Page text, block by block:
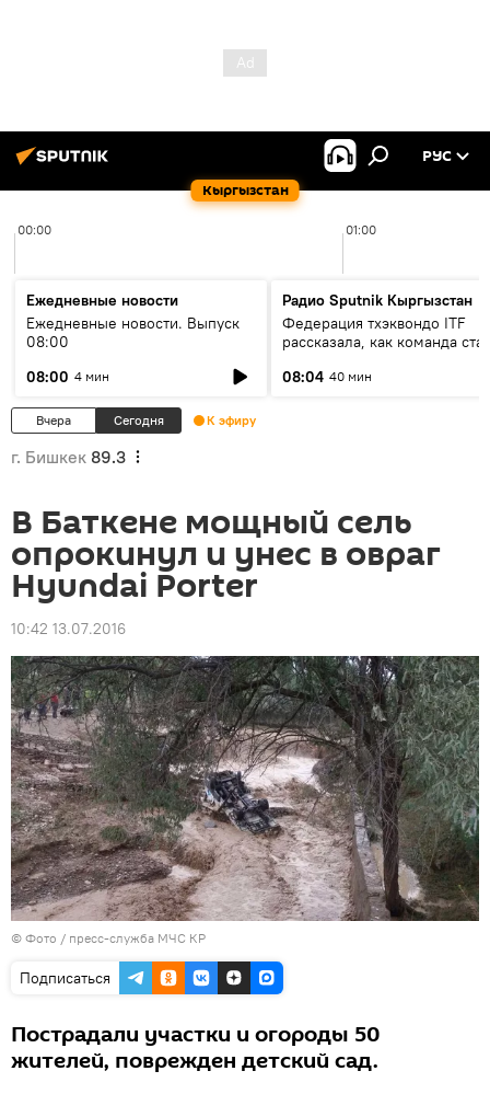
Кыргызстан
РУС
00:00 01:00
Ежедневные новости
Ежедневные новости. Выпуск
08:00
08:00 4 мин
Радио Sputnik Кыргызстан
Федерация тхэквондо ITF
рассказала, как команда
08:04 40 мин
Вчера Сегодня К эфиру
г. Бишкек 89.3
В Баткене мощный сель
опрокинул и унес в овраг
Hyundai Porter
10:42 13.07.2016
© Фото / пресс-служба МЧС КР
Подписаться
Пострадали участки и огороды 50
жителей, поврежден детский сад.